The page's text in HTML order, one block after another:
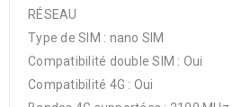
RÉSEAU
Type de SIM : nano SIM
Compatibilité double SIM : Oui
Compatibilité 4G : Oui